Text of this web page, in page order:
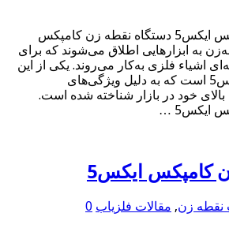
دستگاه نقطه زن کامپکس ایکس5 دستگاه نقطه زن کامپکس
نقطه‌زن به ابزارهایی اطلاق می‌شوند که برای
اشیاء فلزی به‌کار می‌روند. یکی از این
دستگاه‌ها، کامپکس ایکس5 است که به دلیل ویژگی‌های
خود در بازار شناخته شده است.
ایکس5 …
کامپکس ایکس5
نقطه زن, مقالات فلزیاب 0